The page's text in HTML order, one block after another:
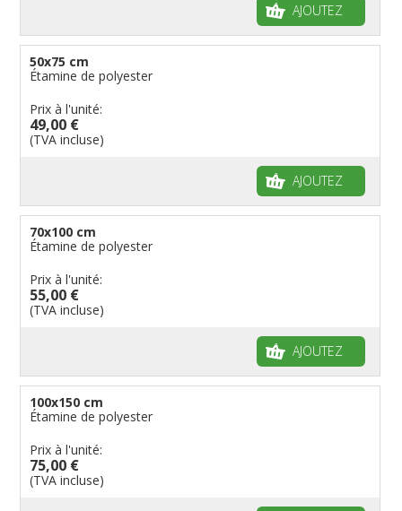
AJOUTEZ
50x75 cm
Étamine de polyester
Prix à l'unité:
49,00 €
(TVA incluse)
AJOUTEZ
70x100 cm
Étamine de polyester
Prix à l'unité:
55,00 €
(TVA incluse)
AJOUTEZ
100x150 cm
Étamine de polyester
Prix à l'unité:
75,00 €
(TVA incluse)